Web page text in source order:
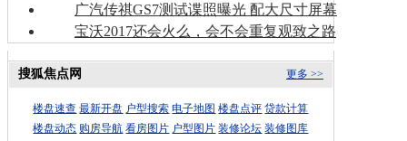
广汽传祺GS7测试谍照曝光 配大尺寸屏幕
宝沃2017还会火么，会不会重复观致之路
更多 >>
搜狐焦点网
楼盘速查 最新开盘 户型搜索 电子地图 楼盘点评 贷款计算
楼盘动态 购房导航 看房图片 户型图片 装修论坛 装修图库